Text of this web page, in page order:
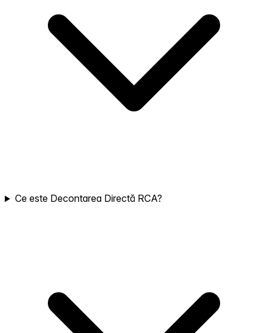
Ce este Decontarea Directă RCA?